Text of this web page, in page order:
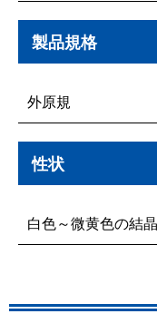
製品規格
外原規
性状
白色～微黄色の結